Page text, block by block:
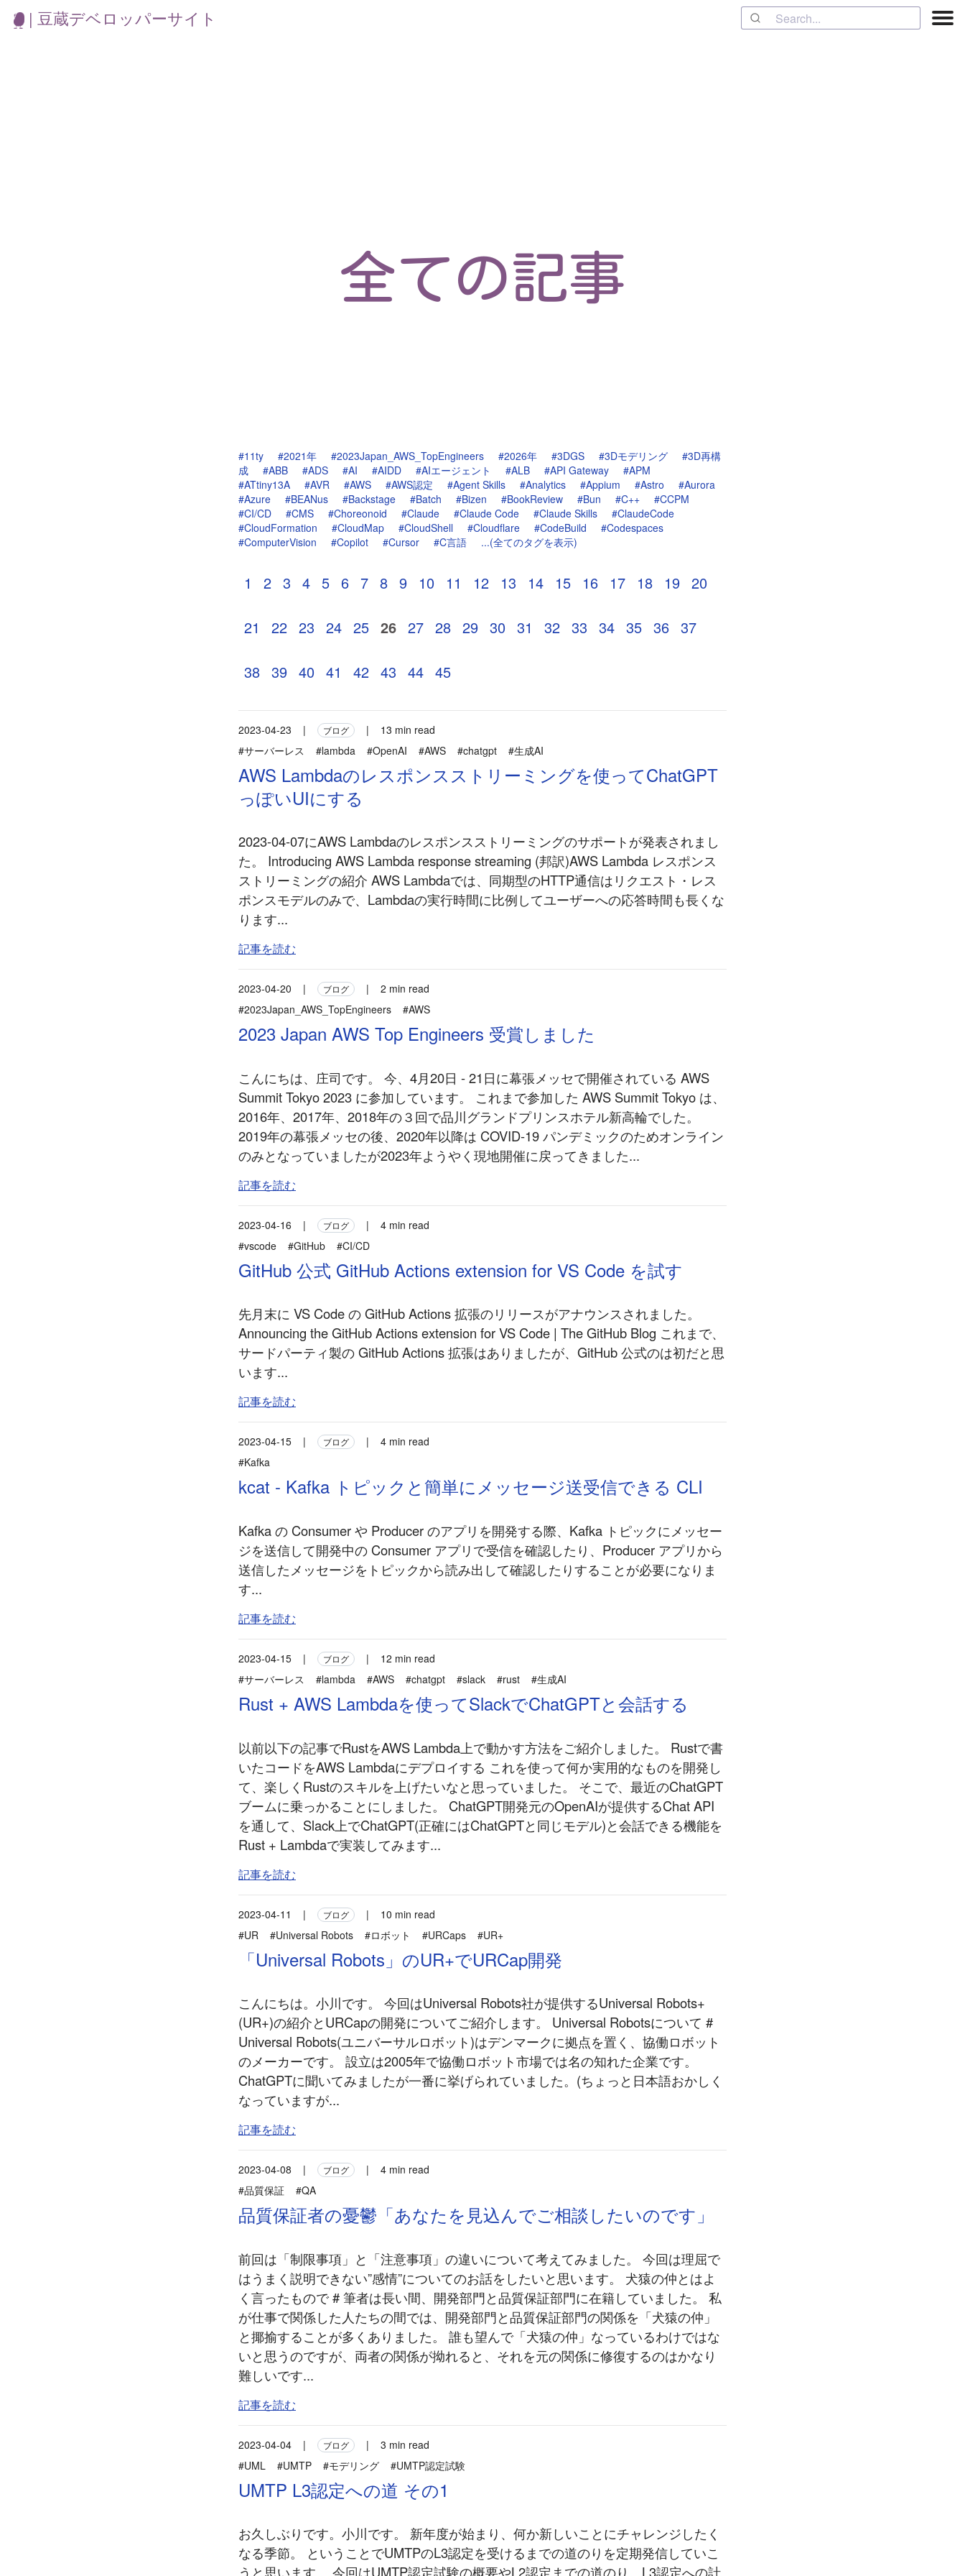
| 豆蔵デベロッパーサイト
全ての記事
#11ty #2021年 #2023Japan_AWS_TopEngineers #2026年 #3DGS #3Dモデリング
#3D再構
成
#ABB #ADS #AI #AIDD #AIエージェント #ALB #API Gateway
#APM
#ATtiny13A
#AVR #AWS #AWS認定 #Agent Skills #Analytics #Appium #Astro
#Aurora
#Azure
#BEANus #Backstage #Batch #Bizen #BookReview #Bun #C++
#CCPM
#CI/CD
#CMS #Choreonoid #Claude #Claude Code #Claude Skills
#ClaudeCode
#CloudFormation
#CloudMap #CloudShell #Cloudflare #CodeBuild
#Codespaces
#ComputerVision
#Copilot #Cursor #C言語 ...(全てのタグを表示)
1 2 3 4 5 6 7 8 9 10 11 12 13 14 15 16 17 18 19 20
21 22 23 24 25 26 27 28 29 30 31 32 33 34 35 36 37
38 39 40 41 42 43 44 45
2023-04-23 | ブログ |
13 min read
#サーバーレス
#lambda #OpenAI #AWS #chatgpt #生成AI
AWS Lambdaのレスポンスストリーミングを使ってChatGPT
っぽいUIにする
2023-04-07にAWS Lambdaのレスポンスストリーミングのサポートが発表されまし
た。 Introducing AWS Lambda response streaming (邦訳)AWS Lambda レスポンス
ストリーミングの紹介 AWS Lambdaでは、同期型のHTTP通信はリクエスト・レス
ポンスモデルのみで、Lambdaの実行時間に比例してユーザーへの応答時間も長くな
ります...
記事を読む
2023-04-20 | ブログ |
2 min read
#2023Japan_AWS_TopEngineers
#AWS
2023 Japan AWS Top Engineers 受賞しました
こんにちは、庄司です。 今、4月20日 - 21日に幕張メッセで開催されている AWS
Summit Tokyo 2023 に参加しています。 これまで参加した AWS Summit Tokyo は、
2016年、2017年、2018年の３回で品川グランドプリンスホテル新高輪でした。
2019年の幕張メッセの後、2020年以降は COVID-19 パンデミックのためオンライン
のみとなっていましたが2023年ようやく現地開催に戻ってきました...
記事を読む
2023-04-16 | ブログ |
4 min read
#vscode
#GitHub #CI/CD
GitHub 公式 GitHub Actions extension for VS Code を試す
先月末に VS Code の GitHub Actions 拡張のリリースがアナウンスされました。
Announcing the GitHub Actions extension for VS Code | The GitHub Blog これまで、
サードパーティ製の GitHub Actions 拡張はありましたが、GitHub 公式のは初だと思
います...
記事を読む
2023-04-15 | ブログ |
4 min read
#Kafka
kcat - Kafka トピックと簡単にメッセージ送受信できる CLI
Kafka の Consumer や Producer のアプリを開発する際、Kafka トピックにメッセー
ジを送信して開発中の Consumer アプリで受信を確認したり、Producer アプリから
送信したメッセージをトピックから読み出して確認したりすることが必要になりま
す...
記事を読む
2023-04-15 | ブログ |
12 min read
#サーバーレス
#lambda #AWS #chatgpt #slack #rust #生成AI
Rust + AWS Lambdaを使ってSlackでChatGPTと会話する
以前以下の記事でRustをAWS Lambda上で動かす方法をご紹介しました。 Rustで書
いたコードをAWS Lambdaにデプロイする これを使って何か実用的なものを開発し
て、楽しくRustのスキルを上げたいなと思っていました。 そこで、最近のChatGPT
ブームに乗っかることにしました。 ChatGPT開発元のOpenAIが提供するChat API
を通して、Slack上でChatGPT(正確にはChatGPTと同じモデル)と会話できる機能を
Rust + Lambdaで実装してみます...
記事を読む
2023-04-11 | ブログ |
10 min read
#UR
#Universal Robots #ロボット #URCaps #UR+
「Universal Robots」のUR+でURCap開発
こんにちは。小川です。 今回はUniversal Robots社が提供するUniversal Robots+
(UR+)の紹介とURCapの開発についてご紹介します。 Universal Robotsについて #
Universal Robots(ユニバーサルロボット)はデンマークに拠点を置く、協働ロボット
のメーカーです。 設立は2005年で協働ロボット市場では名の知れた企業です。
ChatGPTに聞いてみましたが一番に挙げられていました。(ちょっと日本語おかしく
なっていますが...
記事を読む
2023-04-08 | ブログ |
4 min read
#品質保証
#QA
品質保証者の憂鬱「あなたを見込んでご相談したいのです」
前回は「制限事項」と「注意事項」の違いについて考えてみました。 今回は理屈で
はうまく説明できない”感情”についてのお話をしたいと思います。 犬猿の仲とはよ
く言ったもので # 筆者は長い間、開発部門と品質保証部門に在籍していました。 私
が仕事で関係した人たちの間では、開発部門と品質保証部門の関係を「犬猿の仲」
と揶揄することが多くありました。 誰も望んで「犬猿の仲」なっているわけではな
いと思うのですが、両者の関係が拗れると、それを元の関係に修復するのはかなり
難しいです...
記事を読む
2023-04-04 | ブログ |
3 min read
#UML
#UMTP #モデリング #UMTP認定試験
UMTP L3認定への道 その1
お久しぶりです。小川です。 新年度が始まり、何か新しいことにチャレンジしたく
なる季節。 ということでUMTPのL3認定を受けるまでの道のりを定期発信していこ
うと思います。 今回はUMTP認定試験の概要やL2認定までの道のり、L3認定への計